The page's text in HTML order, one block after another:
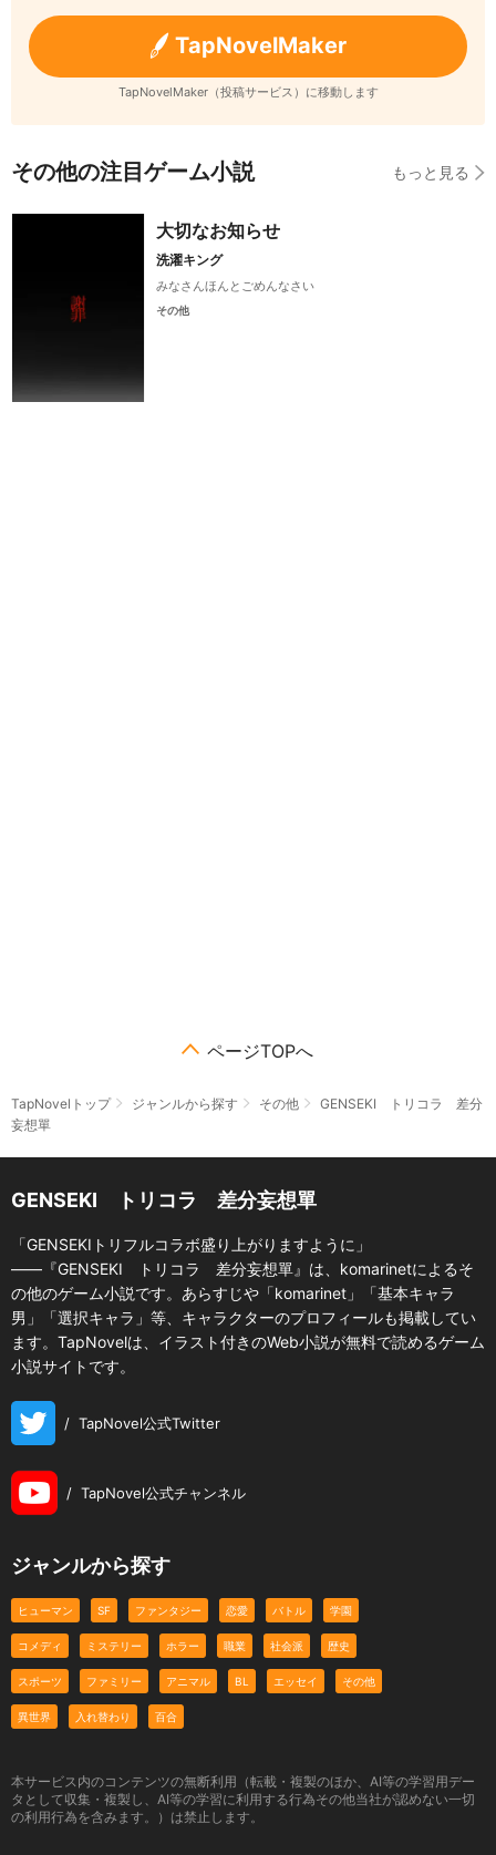
TapNovelMaker
TapNovelMaker（投稿サービス）に移動します
その他の注目ゲーム小説 もっと見る
大切なお知らせ
洗濯キング
みなさんほんとごめんなさい
その他
ページTOPへ
TapNovelトップ ジャンルから探す その他
GENSEKI トリコラ 差分
妄想單
GENSEKI トリコラ 差分妄想單
「GENSEKIトリフルコラボ盛り上がりますように」
――『GENSEKI トリコラ 差分妄想單』は、komarinetによるそ
の他のゲーム小説です。あらすじや「komarinet」「基本キャラ
男」「選択キャラ」等、キャラクターのプロフィールも掲載してい
ます。TapNovelは、イラスト付きのWeb小説が無料で読めるゲーム
小説サイトです。
/ TapNovel公式Twitter
/ TapNovel公式チャンネル
ジャンルから探す
ヒューマン SF ファンタジー 恋愛 バトル 学園
コメディ ミステリー ホラー 職業 社会派 歴史
スポーツ ファミリー アニマル BL エッセイ その他
異世界 入れ替わり 百合
本サービス内のコンテンツの無断利用（転載・複製のほか、AI等の学習用デー
タとして収集・複製し、AI等の学習に利用する行為その他当社が認めない一切
の利用行為を含みます。）は禁止します。